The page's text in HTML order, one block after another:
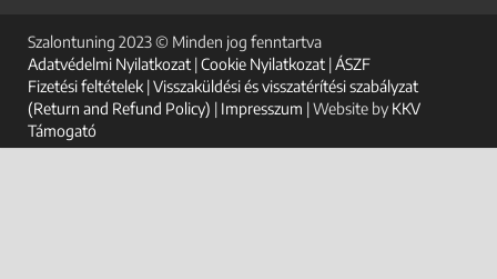
Szalontuning 2023 © Minden jog fenntartva
Adatvédelmi Nyilatkozat |Cookie Nyilatkozat |ÁSZF
Fizetési feltételek |Visszaküldési és visszatérítési szabályzat
(Return and Refund Policy) | Impresszum | Website by KKV
Támogató